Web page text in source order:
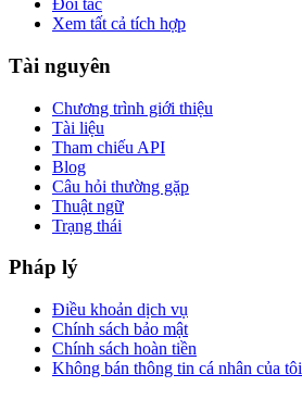
Đối tác
Xem tất cả tích hợp
Tài nguyên
Chương trình giới thiệu
Tài liệu
Tham chiếu API
Blog
Câu hỏi thường gặp
Thuật ngữ
Trạng thái
Pháp lý
Điều khoản dịch vụ
Chính sách bảo mật
Chính sách hoàn tiền
Không bán thông tin cá nhân của tôi